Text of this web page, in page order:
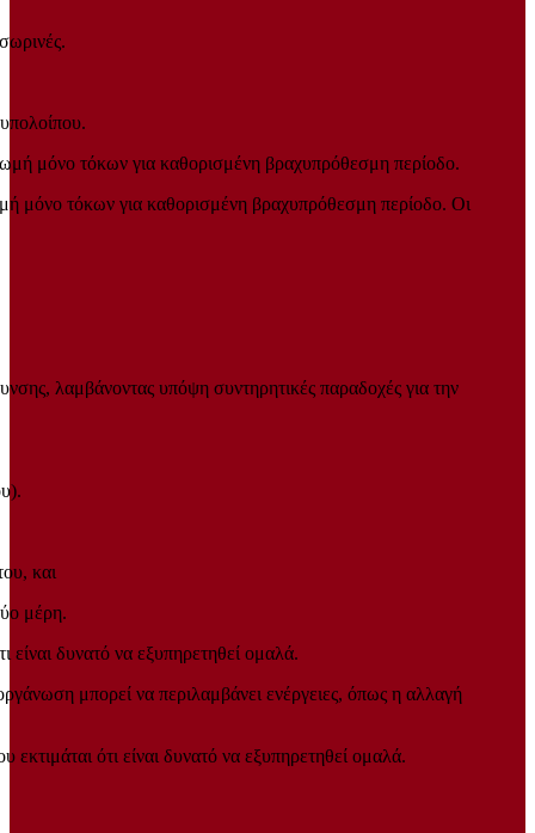
μόνο τόκων για καθορισμένη βραχυπρόθεσμη περίοδο.
μόνο τόκων για καθορισμένη βραχυπρόθεσμη περίοδο. Οι
λαμβάνοντας υπόψη συντηρητικές παραδοχές για την
και
μέρη.
δυνατό να εξυπηρετηθεί ομαλά.
μπορεί να περιλαμβάνει ενέργειες, όπως η αλλαγή
ότι είναι δυνατό να εξυπηρετηθεί ομαλά.